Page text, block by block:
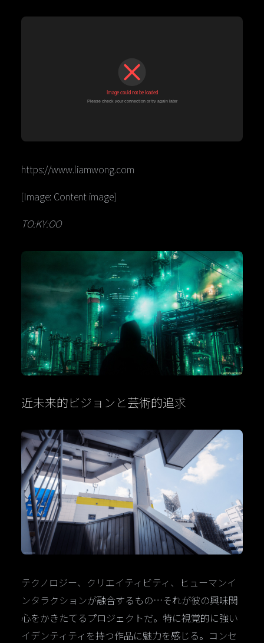
https://www.liamwong.com
[Image: Content image]
TO:KY:OO
近未来的ビジョンと芸術的追求
テクノロジー、クリエイティビティ、ヒューマンイ
ンタラクションが融合するもの…それが彼の興味関
心をかきたてるプロジェクトだ。特に視覚的に強い
イデンティティを持つ作品に魅力を感じる。コンセ